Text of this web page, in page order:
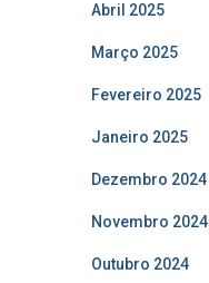
Abril 2025
Março 2025
Fevereiro 2025
Janeiro 2025
Dezembro 2024
Novembro 2024
Outubro 2024